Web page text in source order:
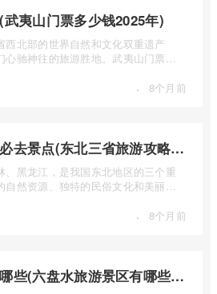
夷山门票多少钱2025年)
西北部的世界自然和文化双重遗产
心驰神往的旅游胜地。武夷山门票多
· 8个月前
东北三省旅游攻略必去景点(东北三省旅游攻略必去景点视频介绍)
、黑龙江，是我国东北地区的三个重
自然资源、独特的民俗文化和美丽的
· 8个月前
六盘水旅游景区有哪些(六盘水旅游景区有哪些景点值得去)